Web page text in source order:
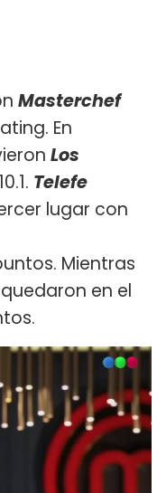
Masterchef
En
Los
Telefe
lugar con
Mientras
quedaron en el